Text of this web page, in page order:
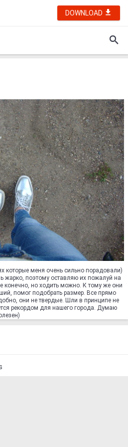
DOWNLOAD
которые меня очень сильно порадовали)
жарко, поэтому оставляю их пожалуй на
конечно, но ходить можно. К тому же они
помог подобрать размер. Все прямо
они не твердые. Шли в принципе не
рекордом для нашего города. Думаю